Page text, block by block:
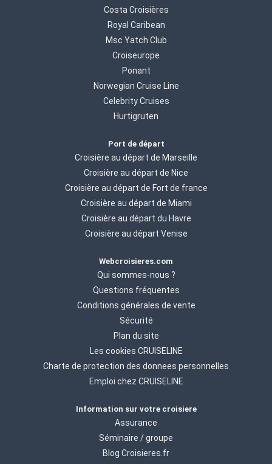
Costa Croisières
Royal Caribean
Msc Yatch Club
Croiseurope
Ponant
Norwegian Cruise Line
Celebrity Cruises
Hurtigruten
Port de départ
Croisière au départ de Marseille
Croisière au départ de Nice
Croisière au départ de Fort de france
Croisière au départ de Miami
Croisière au départ du Havre
Croisière au départ Venise
Webcroisieres.com
Qui sommes-nous ?
Questions fréquentes
Conditions générales de vente
Sécurité
Plan du site
Les cookies CRUISELINE
Charte de protection des donnees personnelles
Emploi chez CRUISELINE
Information sur votre croisiere
Assurance
Séminaire / groupe
Blog Croisieres.fr